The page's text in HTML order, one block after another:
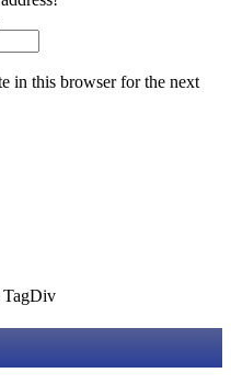
in this browser for the next
TagDiv